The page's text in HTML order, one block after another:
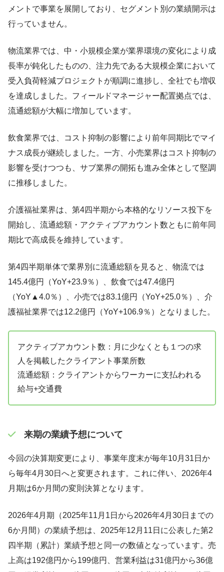
メントで事業を展開しており、セグメント別の業績開示は
行っていません。
物流業界では、中・小規模企業が業界環境の変化により成
長率が鈍化したものの、注力先である大規模企業において
受入負荷軽減プロジェクトが順調に進捗し、全社でも増収
を達成しました。フィールドマネージャー配置拠点では、
流通総額が大幅に増加しています。
飲食業界では、コスト抑制の影響により前年同期比でマイ
ナス成長が継続しました。一方、小売業界はコスト抑制の
影響を受けつつも、サブ業界の開拓も進み全体として堅調
に推移しました。
介護福祉業界は、第4四半期から本格的なリソース投下を
開始し、流通総額・アクティブアカウント数ともに前年同
期比で高成長を維持しています。
第4四半期単体で業界別に流通総額を見ると、物流では
145.4億円（YoY+23.9％）、飲食では47.4億円
（YoY▲4.0％）、小売では83.1億円（YoY+25.0％）、介
護福祉業界では12.2億円（YoY+106.9％）となりました。
アクティブアカウント数：月に少なくとも１つの求
人を掲載したクライアント事業所数
流通総額：クライアントからワーカーに支払われる
給与+交通費
来期の業績予想について
今回の決算期変更により、事業年度末が毎年10月31日か
ら毎年4月30日へと変更されます。これに伴い、2026年4
月期は6か月間の変則決算となります。
2026年4月期（2025年11月1日から2026年4月30日までの
6か月間）の業績予想は、2025年12月11日に公表した第2
四半期（累計）業績予想と同一の数値となっています。売
上高は192億円から199億円、営業利益は31億円から36億